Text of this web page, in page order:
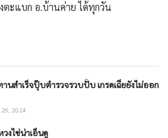
ะแบก อ.บ้านค่าย ได้ทุกวัน
นสำเร็จปุ๊บตำรวจรวบปั๊บ เกรดเฉี่ยยังไม่ออก
2024
งไข่น่าเอ็นดู